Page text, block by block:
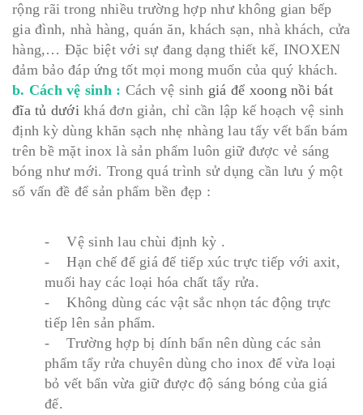
rộng rãi trong nhiều trường hợp như không gian bếp
gia đình, nhà hàng, quán ăn, khách sạn, nhà khách, cửa
hàng,… Đặc biệt với sự đang dạng thiết kế, INOXEN
đảm bảo đáp ứng tốt mọi mong muốn của quý khách.
b. Cách vệ sinh : Cách vệ sinh giá để xoong nồi bát
đĩa tủ dướikhá đơn giản, chỉ cần lập kế hoạch vệ sinh
định kỳ dùng khăn sạch nhẹ nhàng lau tẩy vết bẩn bám
trên bề mặt inox là sản phẩm luôn giữ được vẻ sáng
bóng như mới. Trong quá trình sử dụng cần lưu ý một
số vấn đề để sản phẩm bền đẹp :
- Vệ sinh lau chùi định kỳ .
- Hạn chế để giá để tiếp xúc trực tiếp với axit,
muối hay các loại hóa chất tẩy rửa.
- Không dùng các vật sắc nhọn tác động trực
tiếp lên sản phẩm.
- Trường hợp bị dính bẩn nên dùng các sản
phẩm tẩy rửa chuyên dùng cho inox để vừa loại
bỏ vết bẩn vừa giữ được độ sáng bóng của giá
để.